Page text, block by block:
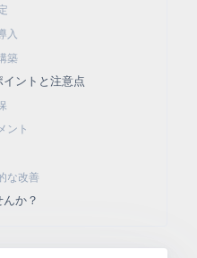
入
築
ントと注意点
ント
な改善
か？